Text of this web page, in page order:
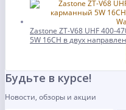
Zastone ZT-V68 UHF 400-
5W 16CH в двух
Будьте в курсе!
Новости, обзоры и акции